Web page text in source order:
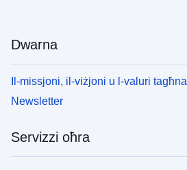
Dwarna
Il-missjoni, il-viżjoni u l-valuri tagħna
Newsletter
Servizzi oħra